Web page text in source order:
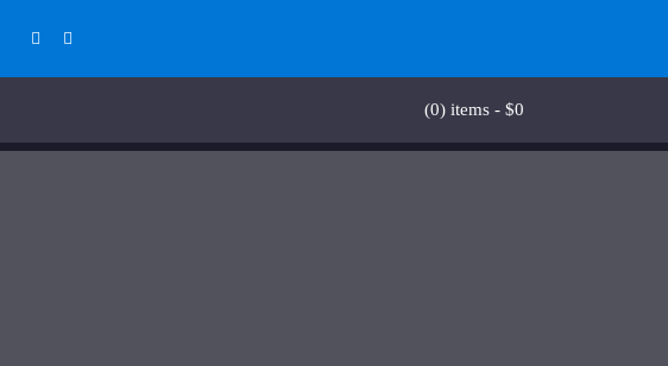
(0) items - $0